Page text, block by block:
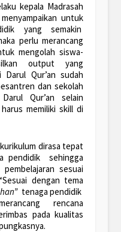
kepala Madrasah
untuk
yang semakin
perlu merancang
mengolah siswa-
output yang
Darul Qur’an sudah
dan sekolah
Qur’an selain
memiliki skill di
dirasa tepat
pendidik sehingga
sesuai
dengan tema
tenaga pendidik
rencana
pada kualitas